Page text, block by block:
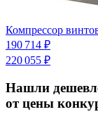
Компрессор
190 714 ₽
220 055 ₽
Нашли
от цены